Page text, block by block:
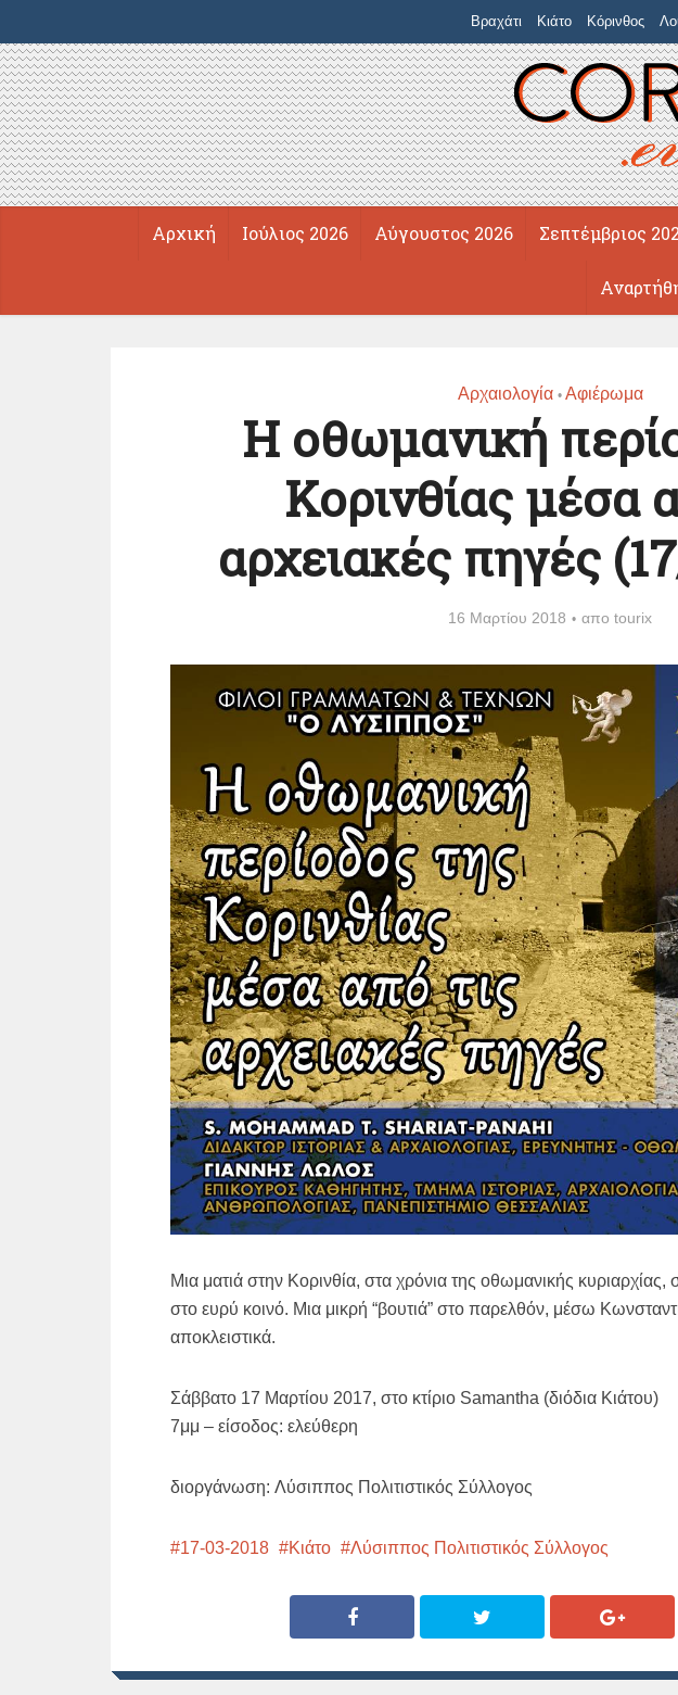
Βραχάτι Κιάτο Κόρινθος
Αρχική Ιούλιος 2026 Αύγουστος 2026 Σεπτέμβριος
Αρχαιολογία • Αφιέρωμα
Η οθωμανική
Κορινθίας μέσα
αρχειακές πηγές
16 Μαρτίου 2018 απο tourix
Μια ματιά στην Κορινθία, στα χρόνια της οθωμανικής
στο ευρύ κοινό. Μια μικρή “βουτιά” στο παρελθόν, μέσω
αποκλειστικά.
Σάββατο 17 Μαρτίου 2017, στο κτίριο Samantha (διόδια Κιάτου)
7μμ – είσοδος: ελεύθερη
διοργάνωση: Λύσιππος Πολιτιστικός Σύλλογος
17-03-2018 Κιάτο Λύσιππος Πολιτιστικός Σύλλογος